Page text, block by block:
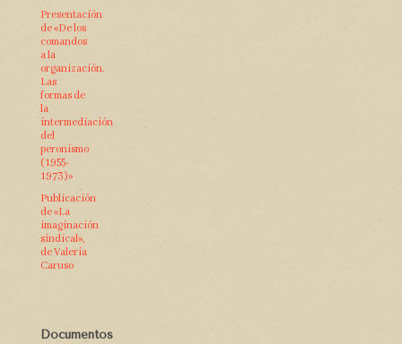
Presentación
de «De los
comandos
a la
organización.
Las
formas de
la
intermediación
del
peronismo
(1955-
1973)»
Publicación
de «La
imaginación
sindical»,
de Valeria
Caruso
Documentos